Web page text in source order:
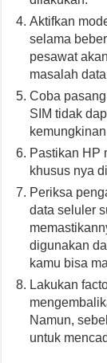
Aktifkan
selama
pesawat
masalah
Coba
SIM tidak
Pastikan HP
khusus nya
Periksa
data seluler
digunakan
kamu bisa
Lakukan
Namun,
untuk